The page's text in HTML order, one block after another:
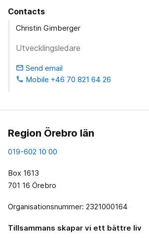
Contacts
Christin Gimberger
Utvecklingsledare
email Send email
phone Mobile +46 70 821 64 26
Region Örebro län
019-602 10 00
Box 1613
701 16 Örebro
Organisationsnummer: 2321000164
Tillsammans skapar vi ett bättre liv